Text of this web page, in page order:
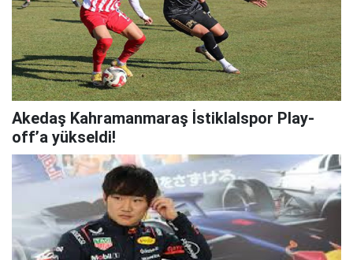
Akedaş Kahramanmaraş İstiklalspor Play-
off’a yükseldi!